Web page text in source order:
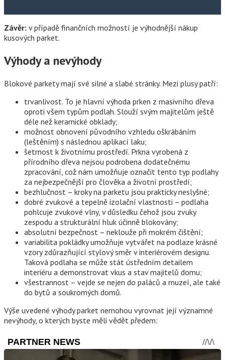
Závěr: v případě finančních možností je výhodnější nákup
kusových parket.
Výhody a nevýhody
Blokové parkety mají své silné a slabé stránky. Mezi plusy patří:
trvanlivost. To je hlavní výhoda prken z masivního dřeva
oproti všem typům podlah. Slouží svým majitelům ještě
déle než keramické obklady;
možnost obnovení původního vzhledu oškrábáním
(leštěním) s následnou aplikací laku;
šetrnost k životnímu prostředí. Prkna vyrobená z
přírodního dřeva nejsou podrobena dodatečnému
zpracování, což nám umožňuje označit tento typ podlahy
za nejbezpečnější pro člověka a životní prostředí;
bezhlučnost – kroky na parketu jsou prakticky neslyšné;
dobré zvukové a tepelně izolační vlastnosti – podlaha
pohlcuje zvukové vlny, v důsledku čehož jsou zvuky
zespodu a strukturální hluk účinně blokovány;
absolutní bezpečnost – neklouže při mokrém čištění;
variabilita pokládky umožňuje vytvářet na podlaze krásné
vzory zdůrazňující stylový směr v interiérovém designu.
Taková podlaha se může stát ústředním detailem
interiéru a demonstrovat vkus a stav majitelů domu;
všestrannost – vejde se nejen do paláců a muzeí, ale také
do bytů a soukromých domů.
Výše uvedené výhody parket nemohou vyrovnat její významné
nevýhody, o kterých byste měli vědět předem: